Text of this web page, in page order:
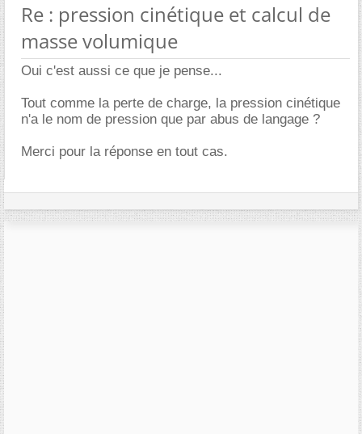
Re : pression cinétique et calcul de
masse volumique
Oui c'est aussi ce que je pense...
Tout comme la perte de charge, la pression cinétique
n'a le nom de pression que par abus de langage ?
Merci pour la réponse en tout cas.